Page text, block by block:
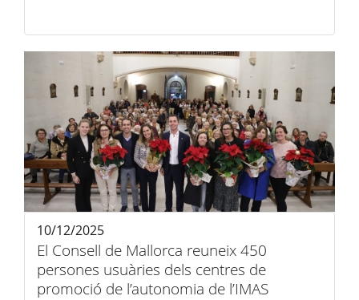
El Consell de Mallorca reuneix 450
persones usuàries dels centres de
promoció de l’autonomia de l’IMAS
10/12/2025